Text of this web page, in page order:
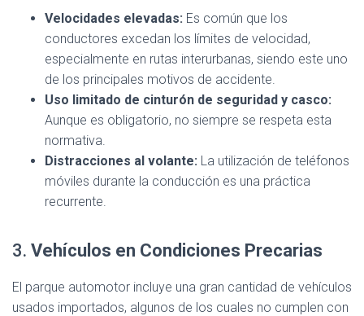
Velocidades elevadas: Es común que los
conductores excedan los límites de velocidad,
especialmente en rutas interurbanas, siendo este uno
de los principales motivos de accidente.
Uso limitado de cinturón de seguridad y casco:
Aunque es obligatorio, no siempre se respeta esta
normativa.
Distracciones al volante: La utilización de teléfonos
móviles durante la conducción es una práctica
recurrente.
3. Vehículos en Condiciones Precarias
El parque automotor incluye una gran cantidad de vehículos
usados importados, algunos de los cuales no cumplen con